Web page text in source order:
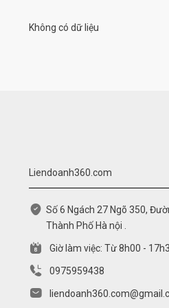
Không có dữ liệu
Liendoanh360.com
Số 6 Ngách 27 Ngõ 350,
Thành Phố Hà nội .
Giờ làm việc: Từ 8h00 -
0975959438